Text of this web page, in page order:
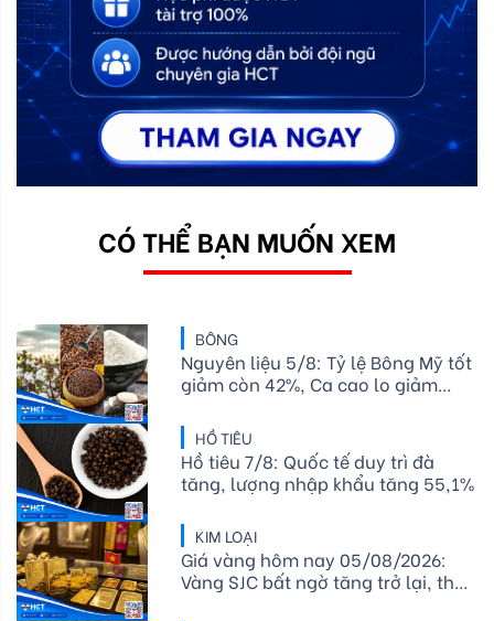
CÓ THỂ BẠN MUỐN XEM
BÔNG
Nguyên liệu 5/8: Tỷ lệ Bông Mỹ tốt
giảm còn 42%, Ca cao lo giảm
tiếtHỒ TIÊU
Hồ tiêu 7/8: Quốc tế duy trì đà
tăng, lượng nhập khẩu tăng 55,1%
KIM LOẠI
Giá vàng hôm nay 05/08/2026:
Vàng SJC bất ngờ tăng trở lại, thế